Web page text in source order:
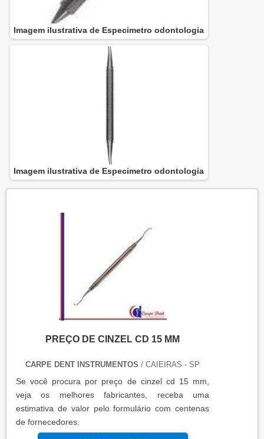
Imagem ilustrativa de Especimetro odontologia
Imagem ilustrativa de Especimetro odontologia
PREÇO DE CINZEL CD 15 MM
CARPE DENT INSTRUMENTOS / CAIEIRAS - SP
Se você procura por preço de cinzel cd 15 mm,
veja os melhores fabricantes, receba uma
estimativa de valor pelo formulário com centenas
de fornecedores.